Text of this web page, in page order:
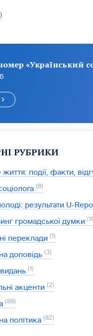
«Український
РУБРИКИ
події, факти,
8
результати U-
громадської думки
переклади 1
доповідь 3
1
акценти 2
89
політика 82